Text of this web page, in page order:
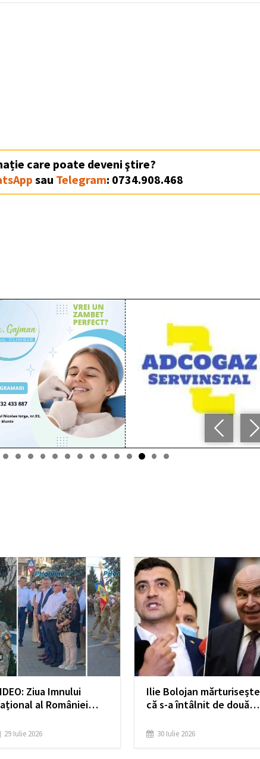
care poate deveni ştire?
sau Telegram: 0734.908.468
Ziua Imnului
al României
29 Iulie 2026
Ilie Bolojan mărturisește
că s-a întâlnit de două
dar „nu-și mai
30 Iulie 2026